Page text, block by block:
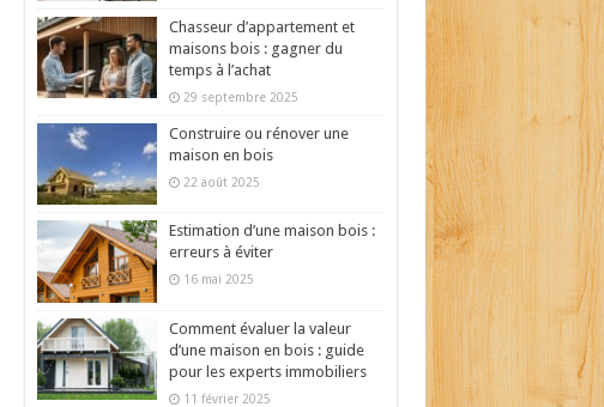
Chasseur d’appartement et
maisons bois : gagner du
temps à l’achat
29 septembre 2025
Construire ou rénover une
maison en bois
22 août 2025
Estimation d’une maison bois :
erreurs à éviter
16 mai 2025
Comment évaluer la valeur
d’une maison en bois : guide
pour les experts immobiliers
11 février 2025